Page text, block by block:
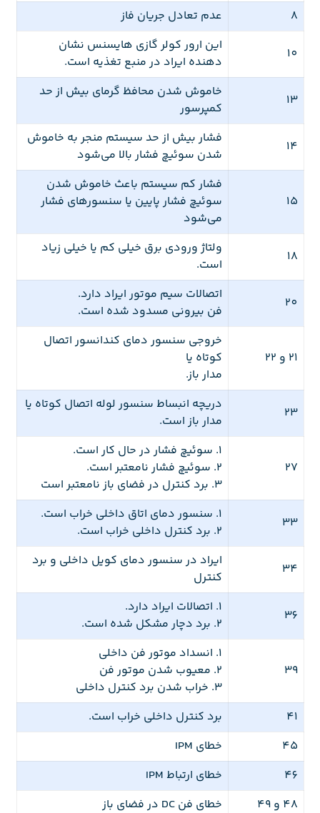
8
عدم تعادل جریان فاز
10
این ارور کولر گازی هایسنس نشان
دهنده ایراد در منبع تغذیه است.
13
خاموش شدن محافظ گرمای بیش از حد
کمپرسور
14
فشار بیش از حد سیستم منجر به خاموش
شدن سوئیچ فشار بالا می‌شود
15
فشار کم سیستم باعث خاموش شدن
سوئیچ فشار پایین یا سنسورهای فشار
می‌شود
18
ولتاژ ورودی برق خیلی کم یا خیلی زیاد
است.
20
اتصالات سیم موتور ایراد دارد.
فن بیرونی مسدود شده است.
21 و 22
خروجی سنسور دمای کندانسور اتصال
کوتاه یا
مدار باز.
23
دریچه انبساط سنسور لوله اتصال کوتاه یا
مدار باز است.
27
1. سوئیچ فشار در حال کار است.
2. سوئیچ فشار نامعتبر است.
3. برد کنترل در فضای باز نامعتبر است
33
1. سنسور دمای اتاق داخلی خراب است.
2. برد کنترل داخلی خراب است.
34
ایراد در سنسور دمای کویل داخلی و برد
کنترل
36
1. اتصالات ایراد دارد.
2. برد دچار مشکل شده است.
39
1. انسداد موتور فن داخلی
2. معیوب شدن موتور فن
3. خراب شدن برد کنترل داخلی
41
برد کنترل داخلی خراب است.
45
خطای IPM
46
خطای ارتباط IPM
48 و 49
خطای فن DC در فضای باز